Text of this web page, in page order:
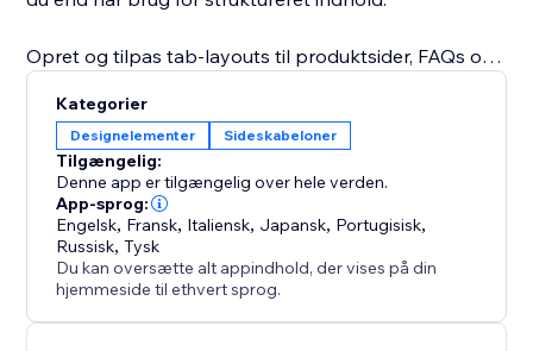
Opret og tilpas tab-layouts til produktsider, FAQs og
information på en ren, brugervenlig måde for at
forbedre navigationen. Vælg mellem vandrette eller
lodrette layouts, juster tab-bredder og tilpas hvert
element med lethed ved hjælp af intuitive træk-og-
slip-værktøjer. Faner gør det nemt at administrere
produktbeskrivelser og sideskabeloner, hvilket sparer
dig tid samtidig med at øge kundeengagementet og
tilfredsheden.
Kategorier
Designelementer Sideskabeloner
Tilgængelig:
Denne app er tilgængelig over hele verden.
App-sprog:
Engelsk, Fransk, Italiensk, Japansk, Portugisisk,
Russisk,Tysk
Du kan oversætte alt appindhold, der vises på din
hjemmeside til ethvert sprog.